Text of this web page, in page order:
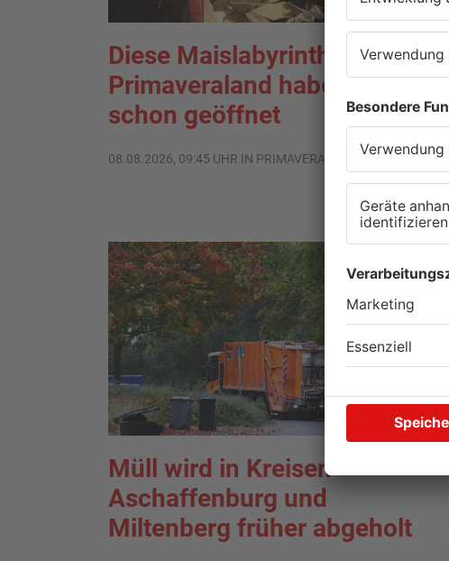
Diese Maislabyrinthe im
Primaveraland haben
schon geöffnet
08.08.2026, 09:45 UHR IN PRIMAVERALAND
Müll wird in Kreisen
Aschaffenburg und
Miltenberg früher abgeholt